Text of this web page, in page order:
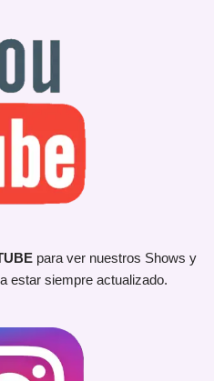
para ver nuestros Shows y
estar siempre actualizado.